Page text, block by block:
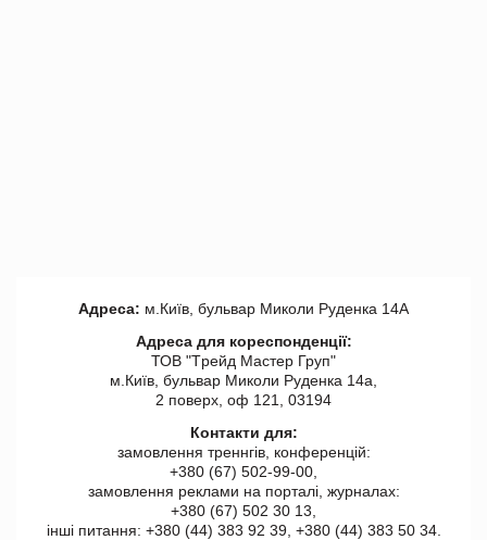
Адреса: м.Київ, бульвар Миколи Руденка 14А
Адреса для кореспонденції:
ТОВ "Tрейд Мастер Груп"
м.Київ, бульвар Миколи Руденка 14а,
2 поверх, оф 121, 03194
Контакти для:
замовлення треннгів, конференцій:
+380 (67) 502-99-00,
замовлення реклами на порталі, журналах:
+380 (67) 502 30 13,
інші питання: +380 (44) 383 92 39, +380 (44) 383 50 34.